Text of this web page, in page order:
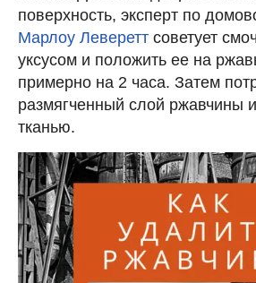
поверхность, эксперт по
Марлоу Леверетт советует
уксусом и положить ее на
примерно на 2 часа. Затем
размягченный слой ржавчины
тканью.